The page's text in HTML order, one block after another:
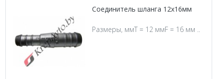
Соединитель шланга 12х16мм
Размеры, ммT = 12 ммF = 16 мм ..